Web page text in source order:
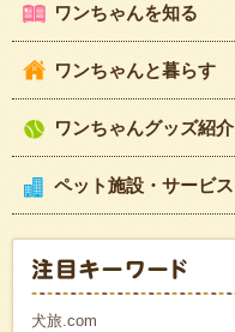
ワンちゃんを知る
ワンちゃんと暮らす
ワンちゃんグッズ紹介
ペット施設・サービス
犬旅.com